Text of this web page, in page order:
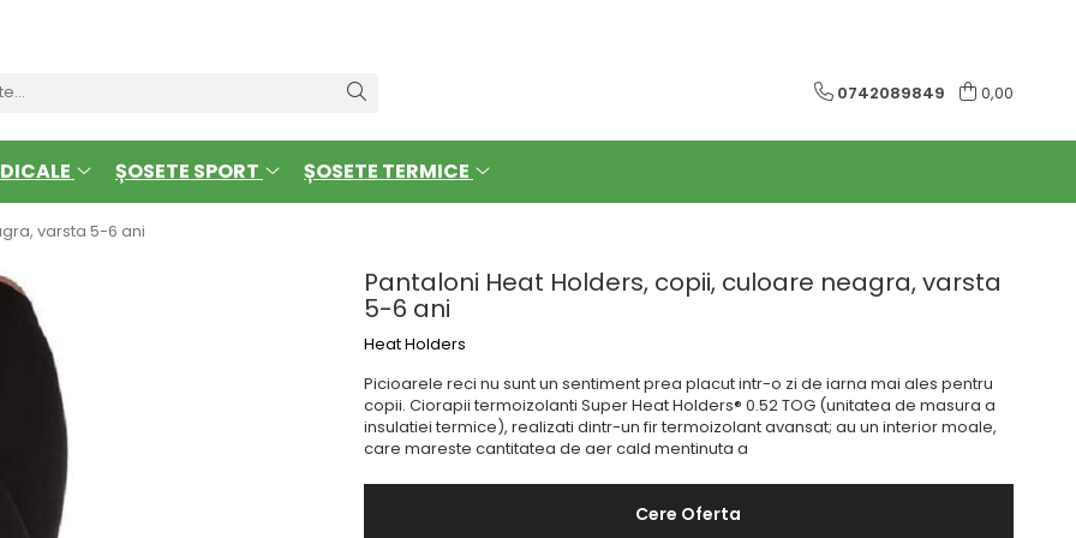
0742089849 0,00
ȘOSETE SPORT ȘOSETE TERMICE
varsta 5-6 ani
Pantaloni Heat Holders, copii, culoare neagra, varsta
5-6 ani
Heat Holders
Picioarele reci nu sunt un sentiment prea placut intr-o zi de iarna mai ales pentru
copii. Ciorapii termoizolanti Super Heat Holders® 0.52 TOG (unitatea de masura a
insulatiei termice), realizati dintr-un fir termoizolant avansat; au un interior moale,
care mareste cantitatea de aer cald mentinuta a
Cere Oferta